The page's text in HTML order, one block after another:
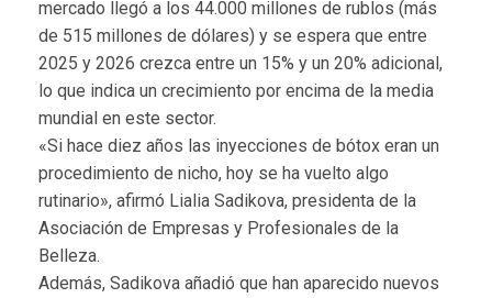
mercado llegó a los 44.000 millones de rublos (más
de 515 millones de dólares) y se espera que entre
2025 y 2026 crezca entre un 15% y un 20% adicional,
lo que indica un crecimiento por encima de la media
mundial en este sector.
«Si hace diez años las inyecciones de bótox eran un
procedimiento de nicho, hoy se ha vuelto algo
rutinario», afirmó Lialia Sadikova, presidenta de la
Asociación de Empresas y Profesionales de la
Belleza.
Además, Sadikova añadió que han aparecido nuevos